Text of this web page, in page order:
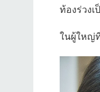
ท้องร่วง
ในผู้ใหญ่